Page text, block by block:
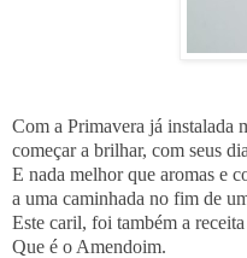
Com a Primavera já instalada
começar a brilhar, com seus
E nada melhor que aromas e
a uma caminhada no fim de
Este caril, foi também a
Que é o Amendoim.